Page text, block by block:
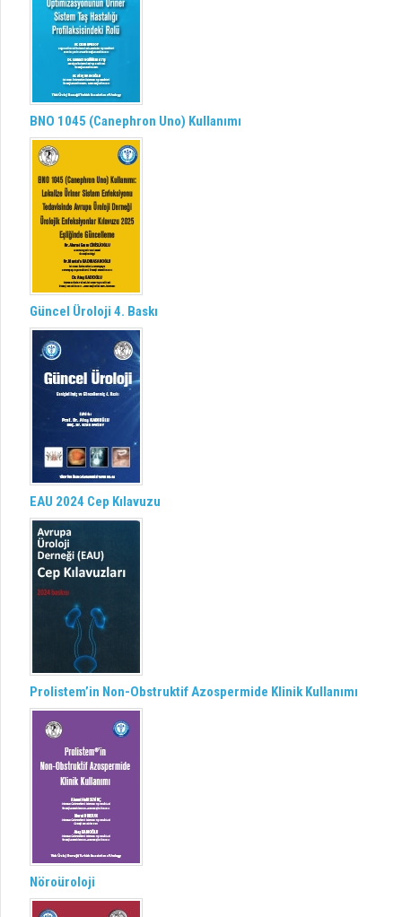
BNO 1045 (Canephron Uno) Kullanımı
Güncel Üroloji 4. Baskı
EAU 2024 Cep Kılavuzu
Prolistem’in Non-Obstruktif Azospermide Klinik Kullanımı
Nöroüroloji